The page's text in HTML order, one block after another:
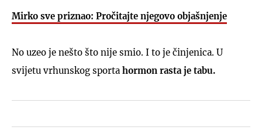
Mirko sve priznao: Pročitajte njegovo objašnjenje
No uzeo je nešto što nije smio. I to je činjenica. U
svijetu vrhunskog sporta hormon rasta je tabu.